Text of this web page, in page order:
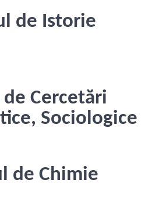
de Istorie
Cercetări
Sociologice
de Chimie